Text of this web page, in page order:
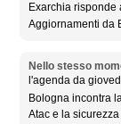
Exarchia risponde
Aggiornamenti da
Nello stesso
l'agenda da
Bologna incontra
Atac e la